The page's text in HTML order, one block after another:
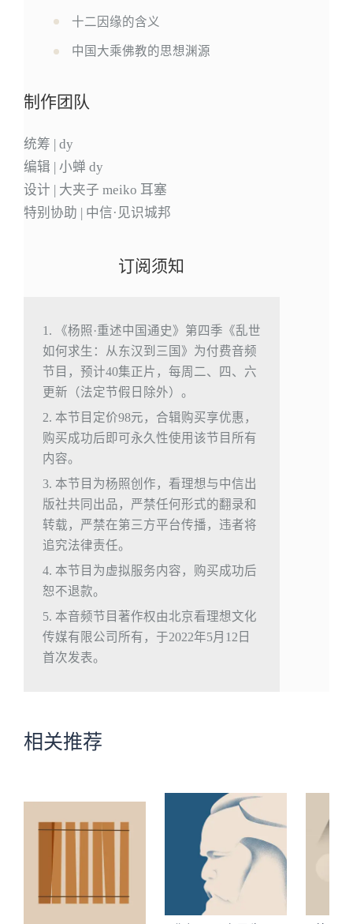
十二因缘的含义
中国大乘佛教的思想渊源
制作团队
统筹 | dy
编辑 | 小蝉 dy
设计 | 大夹子 meiko 耳塞
特别协助 | 中信·见识城邦
订阅须知
1. 《杨照·重述中国通史》第四季《乱世
如何求生：从东汉到三国》为付费音频
节目，预计40集正片，每周二、四、六
更新（法定节假日除外）。
2. 本节目定价98元，合辑购买享优惠，
购买成功后即可永久性使用该节目所有
内容。
3. 本节目为杨照创作，看理想与中信出
版社共同出品，严禁任何形式的翻录和
转载，严禁在第三方平台传播，违者将
追究法律责任。
4. 本节目为虚拟服务内容，购买成功后
恕不退款。
5. 本音频节目著作权由北京看理想文化
传媒有限公司所有，于2022年5月12日
首次发表。
相关推荐